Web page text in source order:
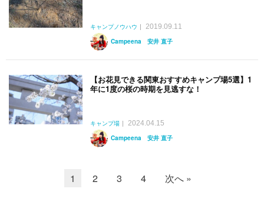
キャンプノウハウ
2019.09.11
Campeena 安井 直子
【お花見できる関東おすすめキャンプ場5選】1
年に1度の桜の時期を見逃すな！
キャンプ場
2024.04.15
Campeena 安井 直子
1 2 3 4 次へ »